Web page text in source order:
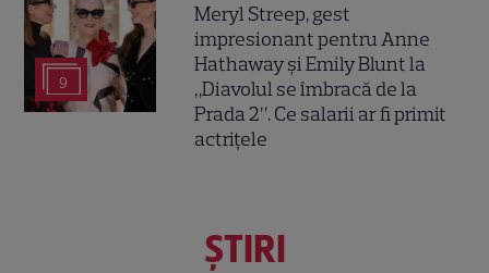
9
Meryl Streep, gest
impresionant pentru Anne
Hathaway și Emily Blunt la
„Diavolul se îmbracă de la
Prada 2”. Ce salarii ar fi primit
actrițele
ŞTIRI